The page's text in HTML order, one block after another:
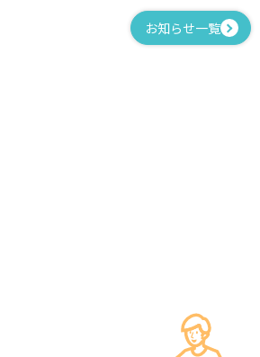
お知らせ一覧